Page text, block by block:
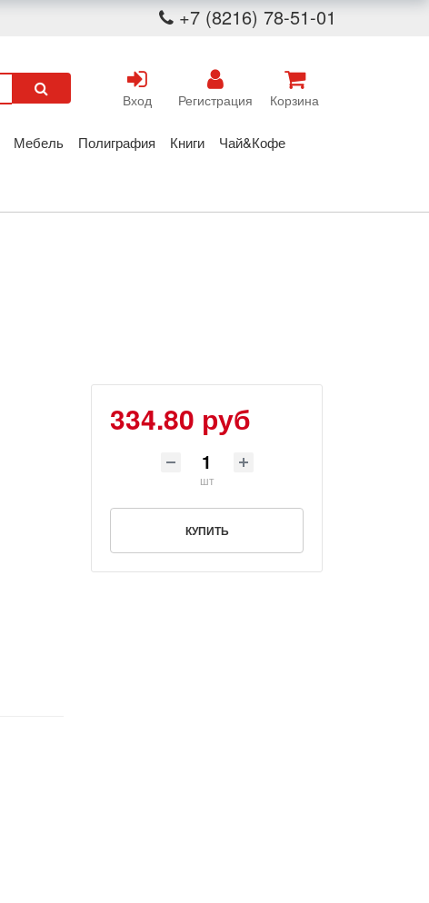
+7 (8216) 78-51-01
Вход Регистрация Корзина
Мебель Полиграфия Книги Чай&Кофе
334.80 руб
шт
КУПИТЬ